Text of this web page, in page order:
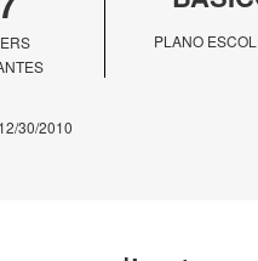
PLANO
30/2010